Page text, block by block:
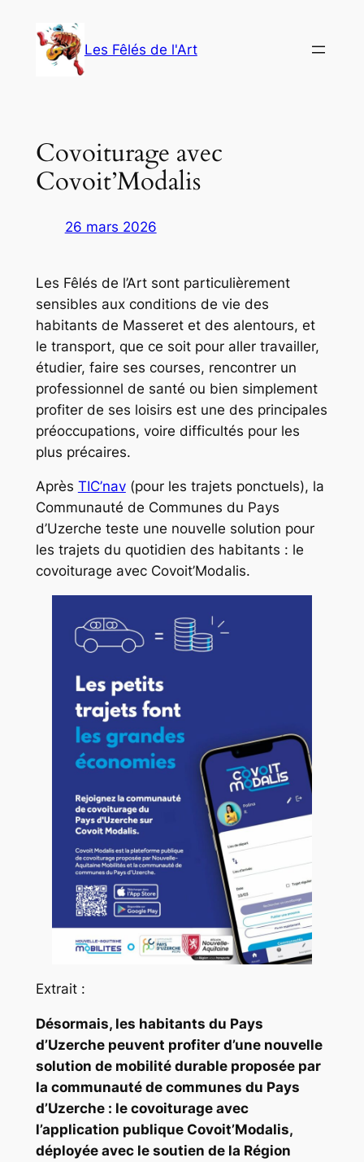
contenu
Les Fêlés de l'Art
Covoiturage avec
Covoit’Modalis
26 mars 2026
Les Fêlés de l’Art sont particulièrement
sensibles aux conditions de vie des
habitants de Masseret et des alentours, et
le transport, que ce soit pour aller travailler,
étudier, faire ses courses, rencontrer un
professionnel de santé ou bien simplement
profiter de ses loisirs est une des principales
préoccupations, voire difficultés pour les
plus précaires.
Après TIC’nav(pour les trajets ponctuels), la
Communauté de Communes du Pays
d’Uzerche teste une nouvelle solution pour
les trajets du quotidien des habitants : le
covoiturage avec Covoit’Modalis.
Extrait :
Désormais, les habitants du Pays
d’Uzerche peuvent profiter d’une nouvelle
solution de mobilité durable proposée par
la communauté de communes du Pays
d’Uzerche : le covoiturage avec
l’application publique Covoit’Modalis,
déployée avec le soutien de la Région